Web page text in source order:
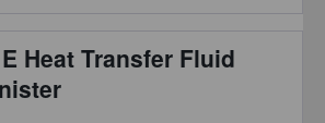
Heat Transfer Fluid